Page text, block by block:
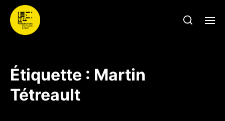
Étiquette : Martin
Tétreault